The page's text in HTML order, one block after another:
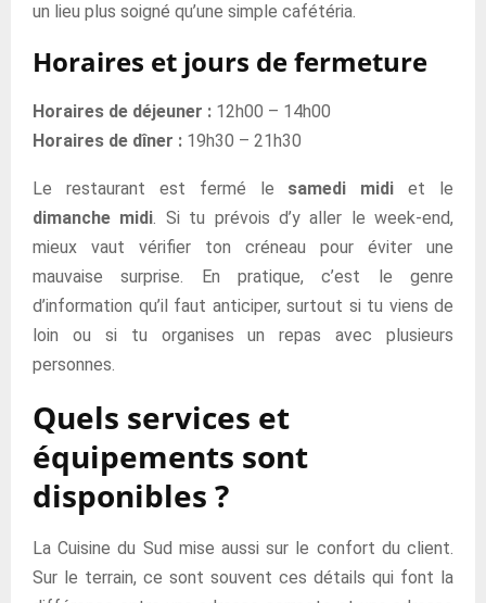
un lieu plus soigné qu’une simple cafétéria.
Horaires et jours de fermeture
Horaires de déjeuner : 12h00 – 14h00
Horaires de dîner : 19h30 – 21h30
Le restaurant est fermé le samedi midi et le
dimanche midi. Si tu prévois d’y aller le week-end,
mieux vaut vérifier ton créneau pour éviter une
mauvaise surprise. En pratique, c’est le genre
d’information qu’il faut anticiper, surtout si tu viens de
loin ou si tu organises un repas avec plusieurs
personnes.
Quels services et
équipements sont
disponibles ?
La Cuisine du Sud mise aussi sur le confort du client.
Sur le terrain, ce sont souvent ces détails qui font la